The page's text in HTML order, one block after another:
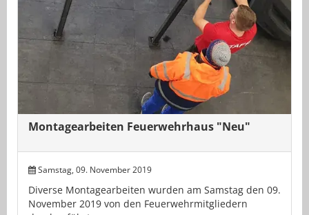
Montagearbeiten Feuerwehrhaus "Neu"
Samstag, 09. November 2019
Diverse Montagearbeiten wurden am Samstag den 09.
November 2019 von den Feuerwehrmitgliedern